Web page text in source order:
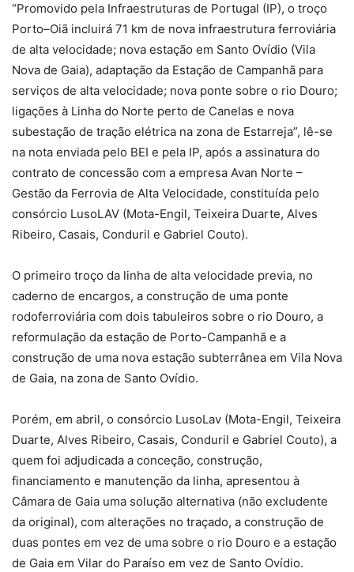
“Promovido pela Infraestruturas de Portugal (IP), o troço
Porto–Oiã incluirá 71 km de nova infraestrutura ferroviária
de alta velocidade; nova estação em Santo Ovídio (Vila
Nova de Gaia), adaptação da Estação de Campanhã para
serviços de alta velocidade; nova ponte sobre o rio Douro;
ligações à Linha do Norte perto de Canelas e nova
subestação de tração elétrica na zona de Estarreja”, lê-se
na nota enviada pelo BEI e pela IP, após a assinatura do
contrato de concessão com a empresa Avan Norte –
Gestão da Ferrovia de Alta Velocidade, constituída pelo
consórcio LusoLAV (Mota-Engil, Teixeira Duarte, Alves
Ribeiro, Casais, Conduril e Gabriel Couto).
O primeiro troço da linha de alta velocidade previa, no
caderno de encargos, a construção de uma ponte
rodoferroviária com dois tabuleiros sobre o rio Douro, a
reformulação da estação de Porto-Campanhã e a
construção de uma nova estação subterrânea em Vila Nova
de Gaia, na zona de Santo Ovídio.
Porém, em abril, o consórcio LusoLav (Mota-Engil, Teixeira
Duarte, Alves Ribeiro, Casais, Conduril e Gabriel Couto), a
quem foi adjudicada a conceção, construção,
financiamento e manutenção da linha, apresentou à
Câmara de Gaia uma solução alternativa (não excludente
da original), com alterações no traçado, a construção de
duas pontes em vez de uma sobre o rio Douro e a estação
de Gaia em Vilar do Paraíso em vez de Santo Ovídio.